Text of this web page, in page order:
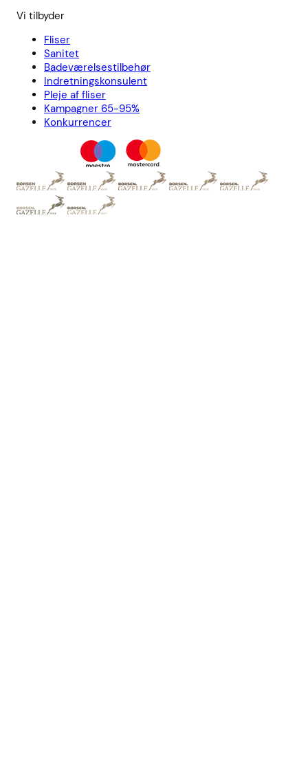
Vi tilbyder
Fliser
Sanitet
Badeværelsestilbehør
Indretningskonsulent
Pleje af fliser
Kampagner 65-95%
Konkurrencer